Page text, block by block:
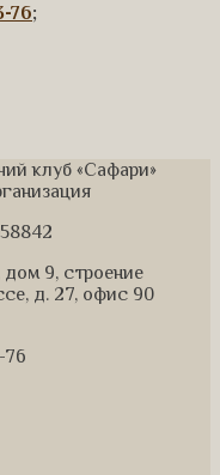
76;
клуб «Сафари»
9, строение
д. 27, офис 90
76